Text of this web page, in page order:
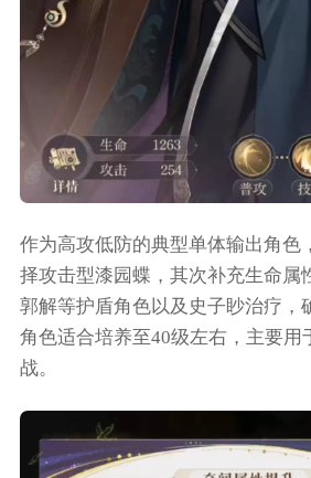
作为高攻低防的典型单体输出角色
择攻击型漆园蝶，其次补充生命属
郭解等护盾角色以及史子眇治疗，
角色适合培养至40级左右，主要用
战。